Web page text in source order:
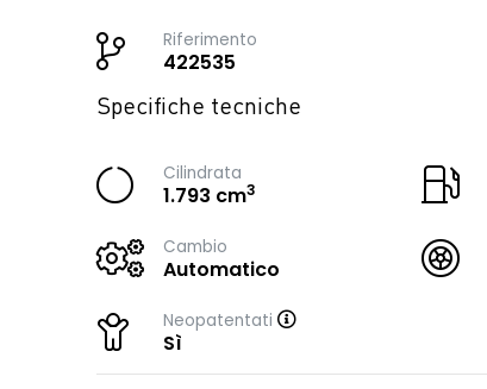
Riferimento
422535
Specifiche tecniche
Cilindrata
1.793 cm3
Cambio
Automatico
Neopatentati
Sì